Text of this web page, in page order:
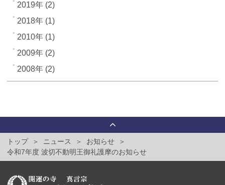
2019年 (2)
2018年 (1)
2010年 (1)
2009年 (2)
2008年 (2)
トップ ニュース
お知らせ
令和7年度 波切不動明王御礼護摩のお知らせ